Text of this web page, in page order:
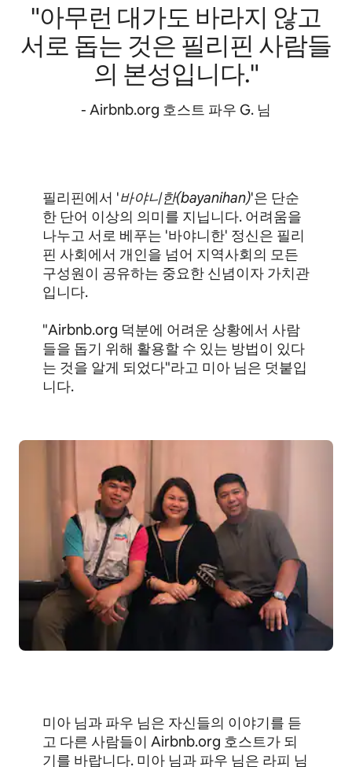
"아무런 대가도 바라지 않고
서로 돕는 것은 필리핀 사람들
의 본성입니다."
- Airbnb.org 호스트 파우 G. 님
필리핀에서 '바야니한(bayanihan)'은 단순
한 단어 이상의 의미를 지닙니다. 어려움을
나누고 서로 베푸는 '바야니한' 정신은 필리
핀 사회에서 개인을 넘어 지역사회의 모든
구성원이 공유하는 중요한 신념이자 가치관
입니다.
"Airbnb.org 덕분에 어려운 상황에서 사람
들을 돕기 위해 활용할 수 있는 방법이 있다
는 것을 알게 되었다"라고 미아 님은 덧붙입
니다.
미아 님과 파우 님은 자신들의 이야기를 듣
고 다른 사람들이 Airbnb.org 호스트가 되
기를 바랍니다. 미아 님과 파우 님은 라피 님